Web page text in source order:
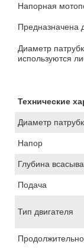
Напорная
Предназначена
Диаметр
используются
Технические
Диаметр
Напор
Глубина
Подача
Тип двигателя